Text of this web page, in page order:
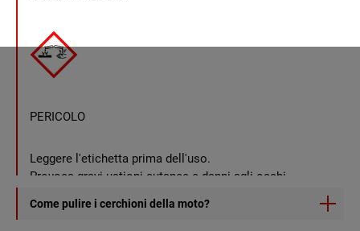
PERICOLO
Leggere l'etichetta prima dell'uso.
Provoca gravi ustioni cutanee e danni agli occhi.
Come pulire i cerchioni della moto?